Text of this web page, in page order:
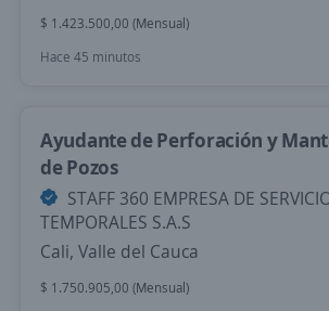
$ 1.423.500,00 (Mensual)
Hace 45 minutos
Ayudante de Perforación y
de Pozos
STAFF 360 EMPRESA DE
TEMPORALES S.A.S
Cali, Valle del Cauca
$ 1.750.905,00 (Mensual)